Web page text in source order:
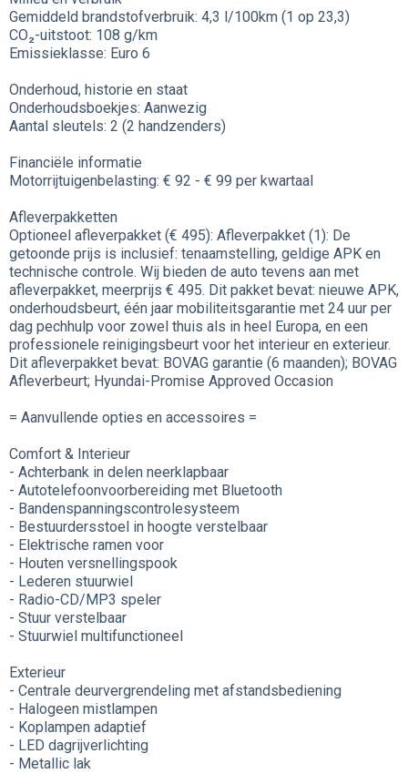
Gemiddeld brandstofverbruik: 4,3 l/100km (1 op 23,3)
CO₂-uitstoot: 108 g/km
Emissieklasse: Euro 6
Onderhoud, historie en staat
Onderhoudsboekjes: Aanwezig
Aantal sleutels: 2 (2 handzenders)
Financiële informatie
Motorrijtuigenbelasting: € 92 - € 99 per kwartaal
Afleverpakketten
Optioneel afleverpakket (€ 495): Afleverpakket (1): De
getoonde prijs is inclusief: tenaamstelling, geldige APK en
technische controle. Wij bieden de auto tevens aan met
afleverpakket, meerprijs € 495. Dit pakket bevat: nieuwe APK,
onderhoudsbeurt, één jaar mobiliteitsgarantie met 24 uur per
dag pechhulp voor zowel thuis als in heel Europa, en een
professionele reinigingsbeurt voor het interieur en exterieur.
Dit afleverpakket bevat: BOVAG garantie (6 maanden); BOVAG
Afleverbeurt; Hyundai-Promise Approved Occasion
= Aanvullende opties en accessoires =
Comfort & Interieur
- Achterbank in delen neerklapbaar
- Autotelefoonvoorbereiding met Bluetooth
- Bandenspanningscontrolesysteem
- Bestuurdersstoel in hoogte verstelbaar
- Elektrische ramen voor
- Houten versnellingspook
- Lederen stuurwiel
- Radio-CD/MP3 speler
- Stuur verstelbaar
- Stuurwiel multifunctioneel
Exterieur
- Centrale deurvergrendeling met afstandsbediening
- Halogeen mistlampen
- Koplampen adaptief
- LED dagrijverlichting
- Metallic lak